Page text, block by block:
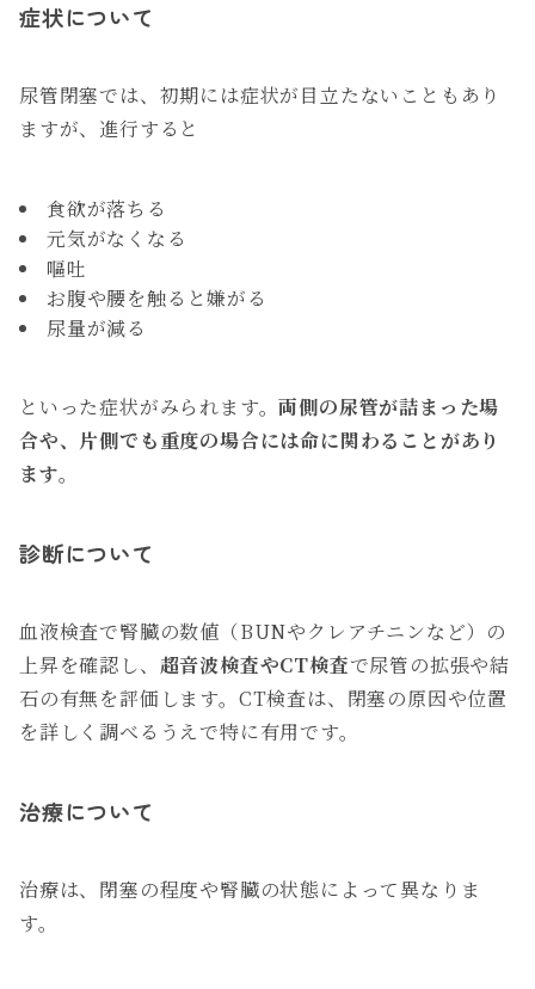
症状について
尿管閉塞では、初期には症状が目立たないこともあり
ますが、進行すると
食欲が落ちる
元気がなくなる
嘔吐
お腹や腰を触ると嫌がる
尿量が減る
といった症状がみられます。両側の尿管が詰まった場
合や、片側でも重度の場合には命に関わることがあり
ます。
診断について
血液検査で腎臓の数値（BUNやクレアチニンなど）の
上昇を確認し、 超音波検査やCT検査で尿管の拡張や結
石の有無を評価します。CT検査は、閉塞の原因や位置
を詳しく調べるうえで特に有用です。
治療について
治療は、閉塞の程度や腎臓の状態によって異なりま
す。